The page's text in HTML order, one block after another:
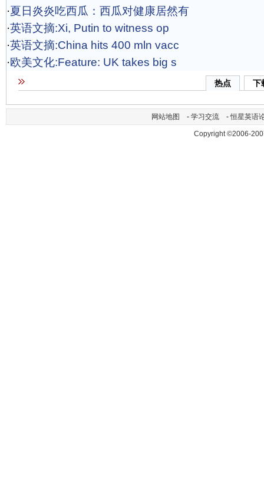
·夏日炎炎吃西瓜：西瓜对健康居然有
·英语文摘:Xi, Putin to witness op
·英语文摘:China hits 400 mln vacc
·欧美文化:Feature: UK takes big s
热点 下
网站地图 - 学习交流 -恒星英语
Copyright ©2006-